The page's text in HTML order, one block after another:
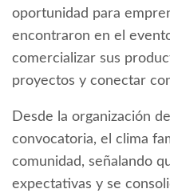
oportunidad para
encontraron en el
comercializar sus
proyectos y conectar
Desde la organización
convocatoria, el clima
comunidad, señalando
expectativas y se